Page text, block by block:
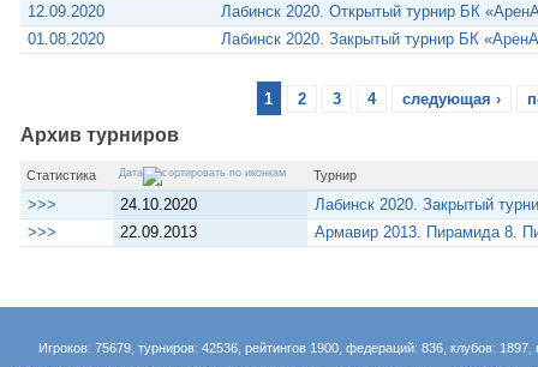
12.09.2020
Лабинск 2020. Открытый турнир БК
01.08.2020
Лабинск 2020. Закрытый турнир БК
1 2 3 4 следующая ›
Архив турниров
Статистика Дата Турнир
>>> 24.10.2020
Лабинск 2020. Закрытый
>>>
22.09.2013 Армавир 2013. Пирамида 8.
Игроков: 75679, турниров: 42536, рейтингов 1900, федераций: 836, клубов: